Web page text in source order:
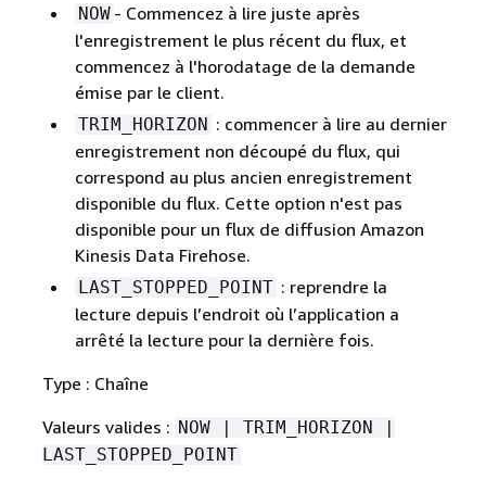
NOW - Commencez à lire juste après
l'enregistrement le plus récent du flux, et
commencez à l'horodatage de la demande
émise par le client.
TRIM_HORIZON : commencer à lire au dernier
enregistrement non découpé du flux, qui
correspond au plus ancien enregistrement
disponible du flux. Cette option n'est pas
disponible pour un flux de diffusion Amazon
Kinesis Data Firehose.
LAST_STOPPED_POINT : reprendre la
lecture depuis l’endroit où l’application a
arrêté la lecture pour la dernière fois.
Type : Chaîne
Valeurs valides : NOW | TRIM_HORIZON |
LAST_STOPPED_POINT